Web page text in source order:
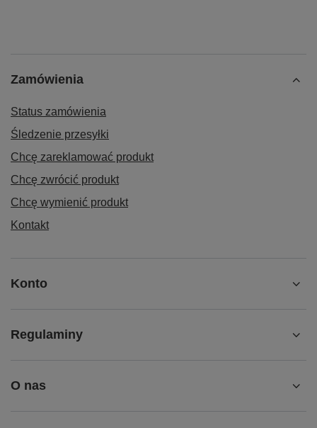
Zamówienia
Status zamówienia
Śledzenie przesyłki
Chcę zareklamować produkt
Chcę zwrócić produkt
Chcę wymienić produkt
Kontakt
Konto
Regulaminy
O nas